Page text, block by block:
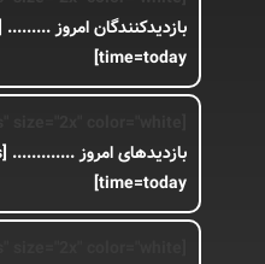
بازدیدکنندگان امروز .........
time=today]
بازدیدهای امروز .............
time=today]